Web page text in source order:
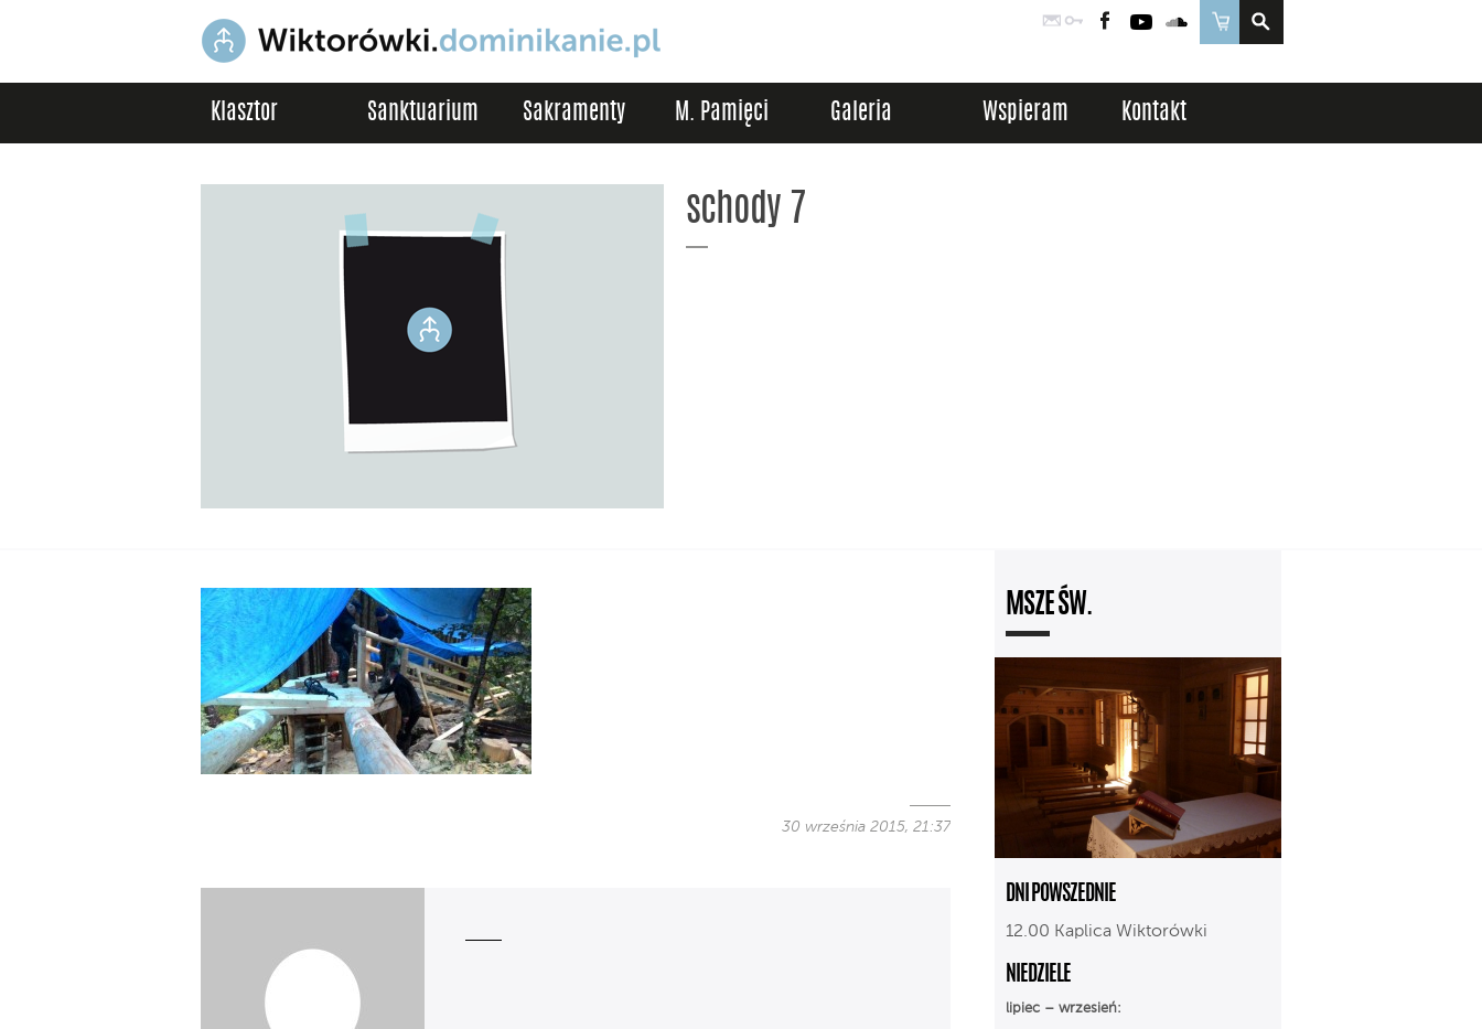
PocztaLogowanie
FacebookYouTubeSoundCloud
Sklep
Klasztor Sanktuarium Sakramenty M. Pamięci Galeria Wspieram Kontakt
schody 7
30 września 2015, 21:37
MSZE ŚW.
DNI POWSZEDNIE
12.00 Kaplica Wiktorówki
NIEDZIELE
lipiec – wrzesień: